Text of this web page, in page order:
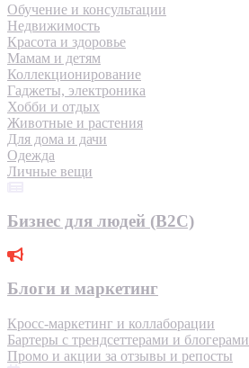
Обучение и консультации
Недвижимость
Красота и здоровье
Мамам и детям
Коллекционирование
Гаджеты, электроника
Хобби и отдых
Животные и растения
Для дома и дачи
Одежда
Личные вещи
Бизнес для людей (B2C)
Блоги и маркетинг
Кросс-маркетинг и коллаборации
Бартеры с трендсеттерами и блогерами
Промо и акции за отзывы и репосты